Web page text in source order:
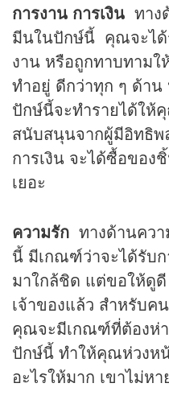
การงาน การเงิน ทาง
มีนในปักษ์นี้ คุณจะได้
งาน หรือถูกทาบทามใ
ทำอยู่ ดีกว่าทุก ๆ ด้า
ปักษ์นี้จะทำรายได้ให้
สนับสนุนจากผู้มีอิทธิ
การเงิน จะได้ซื้อของ
เยอะ
ความรัก ทางด้านคว
นี้ มีเกณฑ์ว่าจะได้รับ
มาใกล้ชิด แต่ขอให้ดูดี
เจ้าของแล้ว สำหรับค
คุณจะมีเกณฑ์ที่ต้องห่
ปักษ์นี้ ทำให้คุณห่วงห
อะไรให้มาก เขาไม่ห